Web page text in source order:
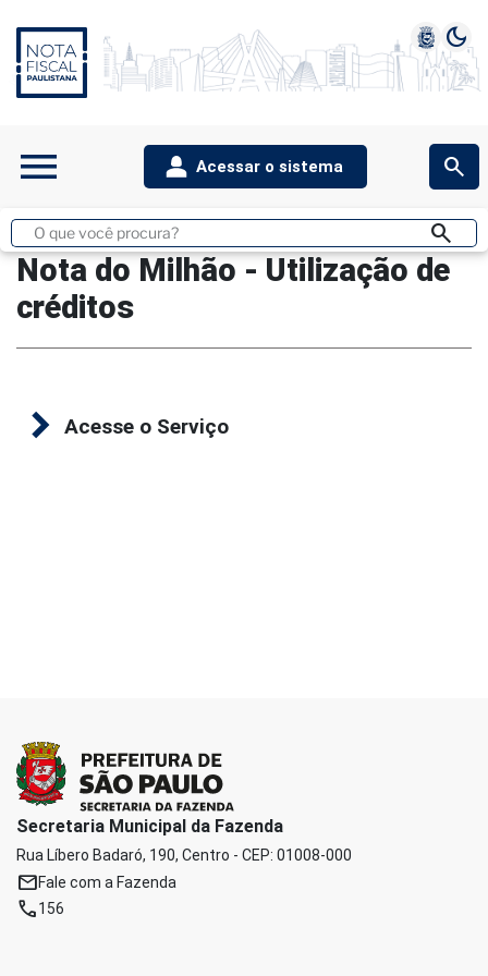
3 4
dark_mode
menu search
Buscar
no
site
search
Acessar o sistema
Nota do Milhão - Utilização de
créditos
Acesse o Serviço
Secretaria Municipal da Fazenda
Rua Líbero Badaró, 190, Centro - CEP: 01008-000
mailFale com a Fazenda
phone156